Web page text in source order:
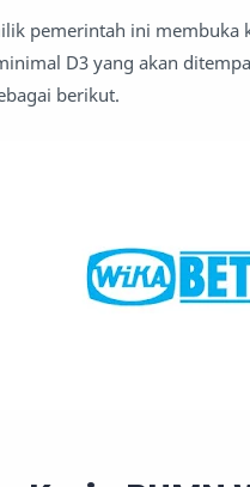
pemerintah ini membuka
D3 yang akan
berikut.